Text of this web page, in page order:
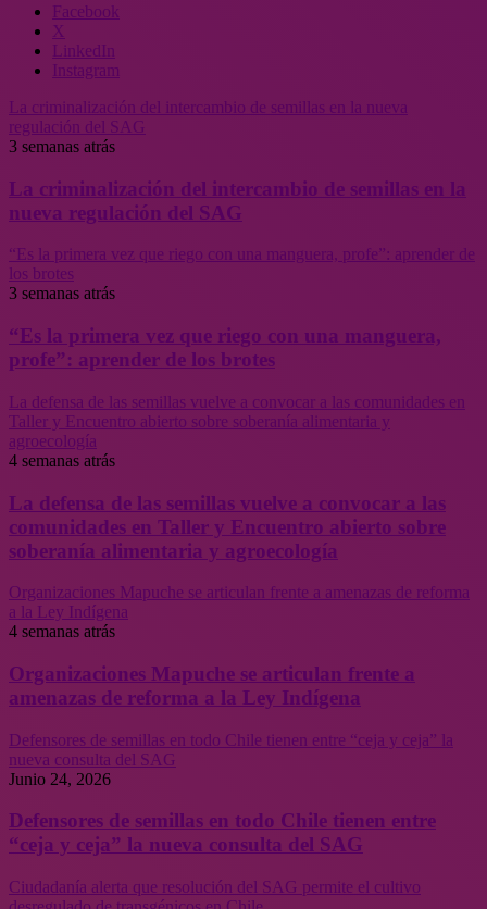
Facebook
X
LinkedIn
Instagram
La criminalización del intercambio de semillas en la nueva
regulación del SAG
3 semanas atrás
La criminalización del intercambio de semillas en la
nueva regulación del SAG
“Es la primera vez que riego con una manguera, profe”: aprender de
los brotes
3 semanas atrás
“Es la primera vez que riego con una manguera,
profe”: aprender de los brotes
La defensa de las semillas vuelve a convocar a las comunidades en
Taller y Encuentro abierto sobre soberanía alimentaria y
agroecología
4 semanas atrás
La defensa de las semillas vuelve a convocar a las
comunidades en Taller y Encuentro abierto sobre
soberanía alimentaria y agroecología
Organizaciones Mapuche se articulan frente a amenazas de reforma
a la Ley Indígena
4 semanas atrás
Organizaciones Mapuche se articulan frente a
amenazas de reforma a la Ley Indígena
Defensores de semillas en todo Chile tienen entre “ceja y ceja” la
nueva consulta del SAG
Junio 24, 2026
Defensores de semillas en todo Chile tienen entre
“ceja y ceja” la nueva consulta del SAG
Ciudadanía alerta que resolución del SAG permite el cultivo